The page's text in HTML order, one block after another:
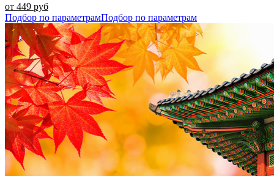
от 449 руб
Подбор по параметрамПодбор по параметрам